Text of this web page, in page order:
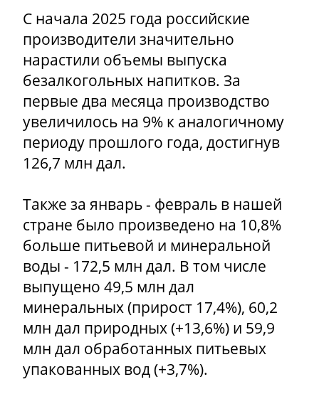
С начала 2025 года российские
производители значительно
нарастили объемы выпуска
безалкогольных напитков. За
первые два месяца производство
увеличилось на 9% к аналогичному
периоду прошлого года, достигнув
126,7 млн дал.
Также за январь - февраль в нашей
стране было произведено на 10,8%
больше питьевой и минеральной
воды - 172,5 млн дал. В том числе
выпущено 49,5 млн дал
минеральных (прирост 17,4%), 60,2
млн дал природных (+13,6%) и 59,9
млн дал обработанных питьевых
упакованных вод (+3,7%).